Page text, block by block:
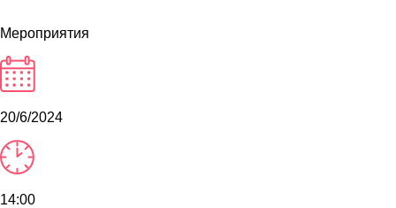
Мероприятия
20/6/2024
14:00